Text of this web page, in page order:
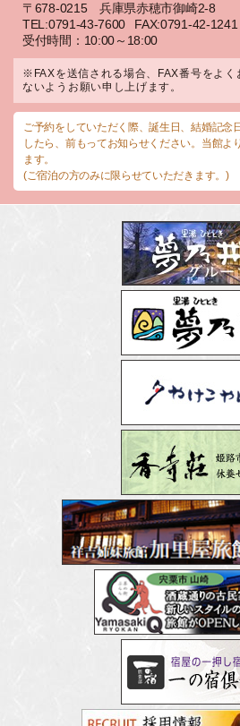
〒678-0215 兵庫県赤穂市御崎2-8
TEL:0791-43-7600
FAX:0791-42-1241
受付時間：10:00～18:00
※FAXを送信される場合、FAX番号をよく
ないようお願い申し上げます。
ご予約をしていただく際、誕生日、結婚記念
したら、前もってお知らせください。当館よ
ます。
(ご宿泊の方のみに限らせていただきます。)